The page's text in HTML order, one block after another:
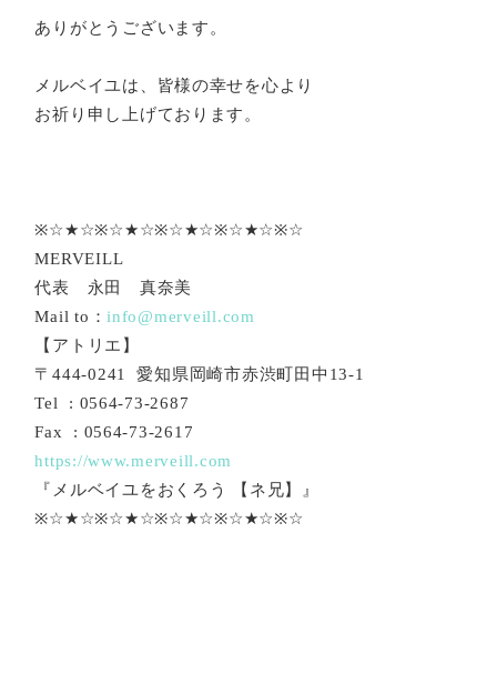
ありがとうございます。
メルベイユは、皆様の幸せを心より
お祈り申し上げております。
※☆★☆※☆★☆※☆★☆※☆★☆※☆
MERVEILL
代表 永田 真奈美
Mail to：info@merveill.com
【アトリエ】
〒444-0241 愛知県岡崎市赤渋町田中13-1
Tel : 0564-73-2687
Fax : 0564-73-2617
https://www.merveill.com
『メルベイユをおくろう 【ネ兄】』
※☆★☆※☆★☆※☆★☆※☆★☆※☆